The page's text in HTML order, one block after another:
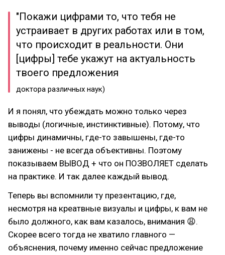
"Покажи цифрами то, что тебя не
устраивает в других работах или в том,
что происходит в реальности. Они
[цифры] тебе укажут на актуальность
твоего предложения
доктора различных наук)
И я понял, что убеждать можно только через
выводы (логичные, инстинктивные). Потому, что
цифры динамичны, где-то завышены, где-то
занижены - не всегда объективны. Поэтому
показываем ВЫВОД + что он ПОЗВОЛЯЕТ сделать
на практике. И так далее каждый вывод.
Теперь вы вспомнили ту презентацию, где,
несмотря на креатвные визуалы и цифры, к вам не
было должного, как вам казалось, внимания 😩.
Скорее всего тогда не хватило главного —
объяснения, почему именно сейчас предложение